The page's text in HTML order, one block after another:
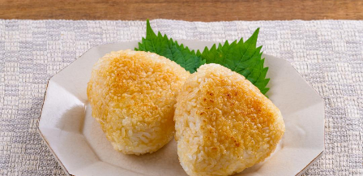
酢 調味酢
お酢ドリンク ぽん酢
新商品一覧
キャンペーン情報
ブランド・スペシャルサイト
ブランド・スペシャルサイト トップ